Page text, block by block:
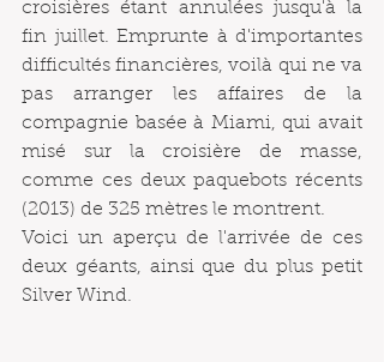
croisières étant annulées jusqu'à la
fin juillet. Emprunte à d'importantes
difficultés financières, voilà qui ne va
pas arranger les affaires de la
compagnie basée à Miami, qui avait
misé sur la croisière de masse,
comme ces deux paquebots récents
(2013) de 325 mètres le montrent.
Voici un aperçu de l'arrivée de ces
deux géants, ainsi que du plus petit
Silver Wind.